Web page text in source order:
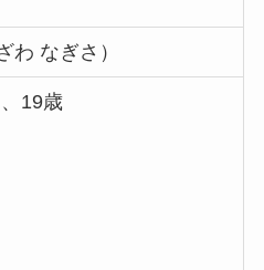
わ なぎさ）
19歳